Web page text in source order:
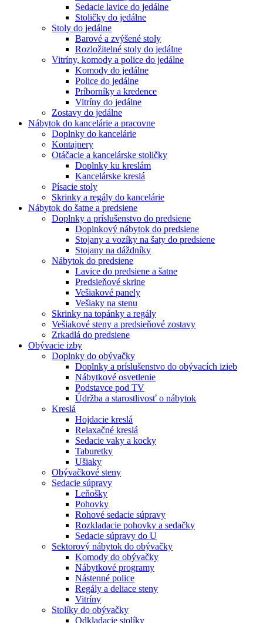
Sedacie lavice do jedálne
Stoličky do jedálne
Stoly do jedálne
Barové a zvýšené stoly
Rozložitelné stoly do jedálne
Vitríny, komody a police do jedálne
Komody do jedálne
Police do jedálne
Príborníky a kredence
Vitríny do jedálne
Zostavy do jedálne
Nábytok do kancelárie a pracovne
Doplnky do kancelárie
Kontajnery
Otáčacie a kancelárske stoličky
Doplnky ku kreslám
Kancelárske kreslá
Písacie stoly
Skrinky a regály do kancelárie
Nábytok do šatne a predsiene
Doplnky a príslušenstvo do predsiene
Doplnkový nábytok do predsiene
Stojany a vozíky na šaty do predsiene
Stojany na dáždníky
Nábytok do predsiene
Lavice do predsiene a šatne
Predsieňové skrine
Vešiakové panely
Vešiaky na stenu
Skrinky na topánky a regály
Vešiakové steny a predsieňové zostavy
Zrkadlá do predsiene
Obývacie izby
Doplnky do obývačky
Doplnky a príslušenstvo do obývacích izieb
Nábytkové osvetlenie
Podstavce pod TV
Údržba a starostlivosť o nábytok
Kreslá
Hojdacie kreslá
Relaxačné kreslá
Sedacie vaky a kocky
Taburetky
Ušiaky
Obývačkové steny
Sedacie súpravy
Leňošky
Pohovky
Rohové sedacie súpravy
Rozkladacie pohovky a sedačky
Sedacie súpravy do U
Sektorový nábytok do obývačky
Komody do obývačky
Nábytkové programy
Nástenné police
Regály a deliace steny
Vitríny
Stolíky do obývačky
Odkladacie stolíky